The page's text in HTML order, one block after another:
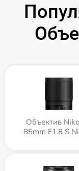
Объектив
85mm F1.8 S